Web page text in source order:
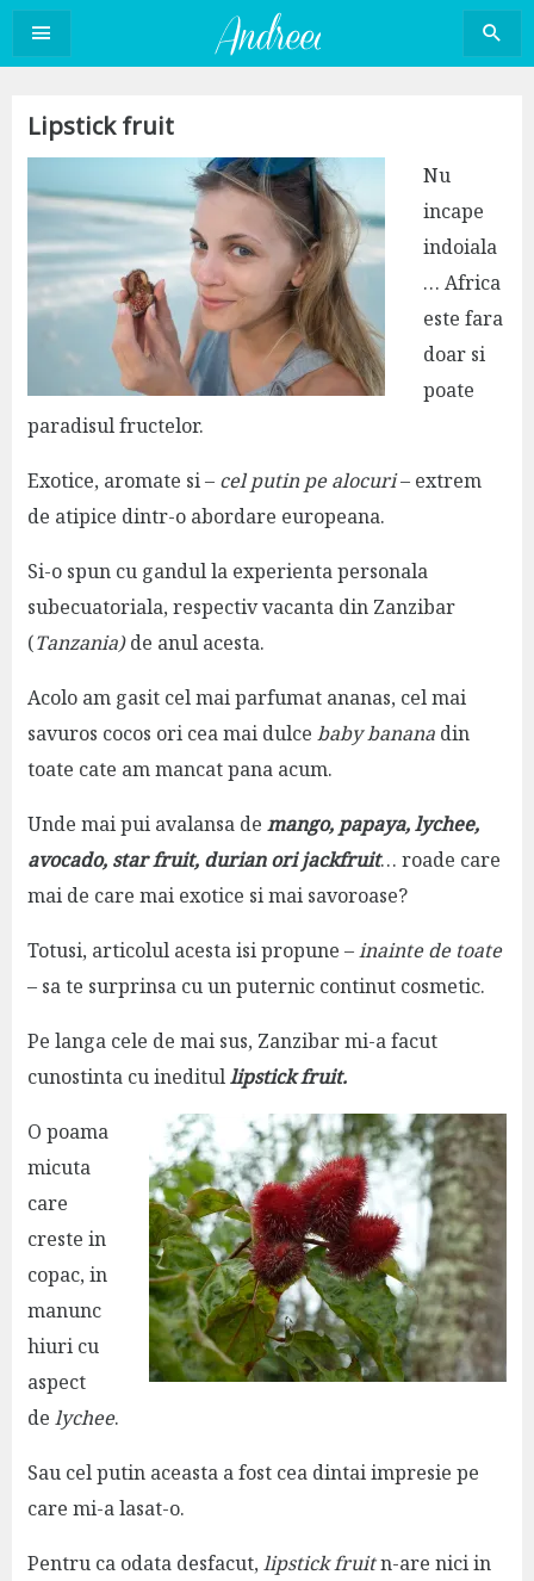
Sari
conținut
Lipstick fruit
Nu
incape
indoiala
… Africa
este fara
doar si
poate
paradisul fructelor.
Exotice, aromate si – cel putin pe alocuri– extrem
de atipice dintr-o abordare europeana.
Si-o spun cu gandul la experienta personala
subecuatoriala, respectiv vacanta din Zanzibar
(Tanzania)de anul acesta.
Acolo am gasit cel mai parfumat ananas, cel mai
savuros cocos ori cea mai dulce baby bananadin
toate cate am mancat pana acum.
Unde mai pui avalansa de mango, papaya, lychee,
avocado, star fruit, durian ori jackfruit… roade care
mai de care mai exotice si mai savoroase?
Totusi, articolul acesta isi propune –inainte de toate
– sa te surprinsa cu un puternic continut cosmetic.
Pe langa cele de mai sus, Zanzibar mi-a facut
cunostinta cu ineditullipstick fruit.
O poama
micuta
care
creste in
copac, in
manunc
hiuri cu
aspect
de lychee.
Sau cel putin aceasta a fost cea dintai impresie pe
care mi-a lasat-o.
Pentru ca odata desfacut,lipstick fruitn-are nici in